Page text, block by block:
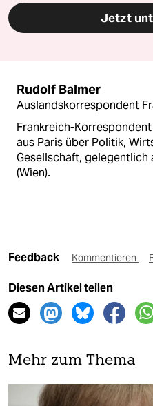
Jetzt
Rudolf Balmer
Auslandskorrespondent
Frankreich-
aus Paris über Politik,
Gesellschaft, gelegentlich
(Wien).
Feedback Kommentieren
Diesen Artikel teilen
Mehr zum Thema